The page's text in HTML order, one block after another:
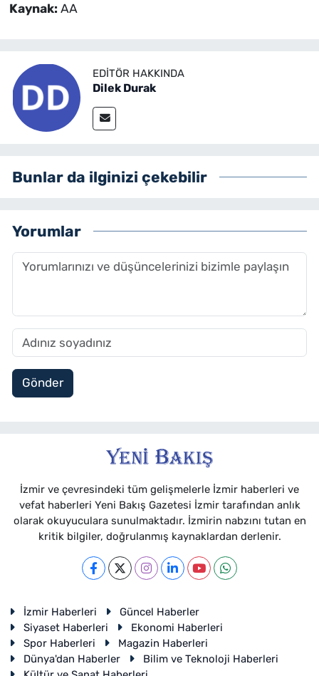
Kaynak: AA
EDITÖR HAKKINDA
Dilek Durak
Bunlar da ilginizi çekebilir
Yorumlar
Gönder
İzmir ve çevresindeki tüm gelişmelerle İzmir haberleri ve
vefat haberleri Yeni Bakış Gazetesi İzmir tarafından anlık
olarak okuyuculara sunulmaktadır. İzmirin nabzını tutan en
kritik bilgiler, doğrulanmış kaynaklardan derlenir.
İzmir Haberleri
Güncel Haberler
Siyaset Haberleri
Ekonomi Haberleri
Spor Haberleri
Magazin Haberleri
Dünya'dan Haberler
Bilim ve Teknoloji Haberleri